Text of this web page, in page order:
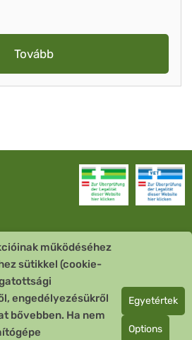
Tovább
működéséhez
sütikkel (cookie-
engedélyezésükről
bővebben. Ha nem
Egyetértek
Options